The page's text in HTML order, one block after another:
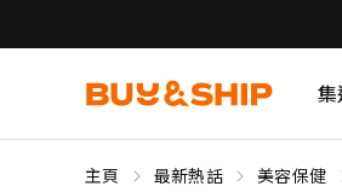
集
主頁 最新熱話 美容保健